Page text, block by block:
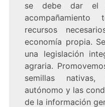
se debe dar el
recursos
economía propia.
una legislación
agraria.
semillas
autónomo y las
de la información